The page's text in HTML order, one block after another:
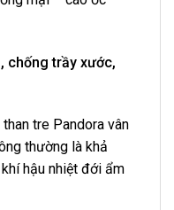
chống trầy xước,
tre Pandora vân
thường là khả
hậu nhiệt đới ẩm